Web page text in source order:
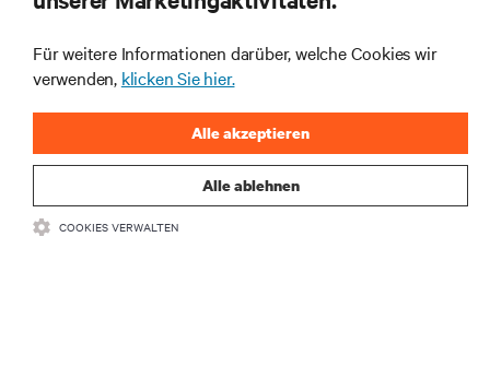
UNTERNEHMEN
BLEIBEN SIE MIT UNS IN KONTAKT
Für weitere Informationen darüber, welche Cookies wir
verwenden, klicken Sie hier.
Alle ablehnen
Alle akzeptieren
COOKIES VERWALTEN